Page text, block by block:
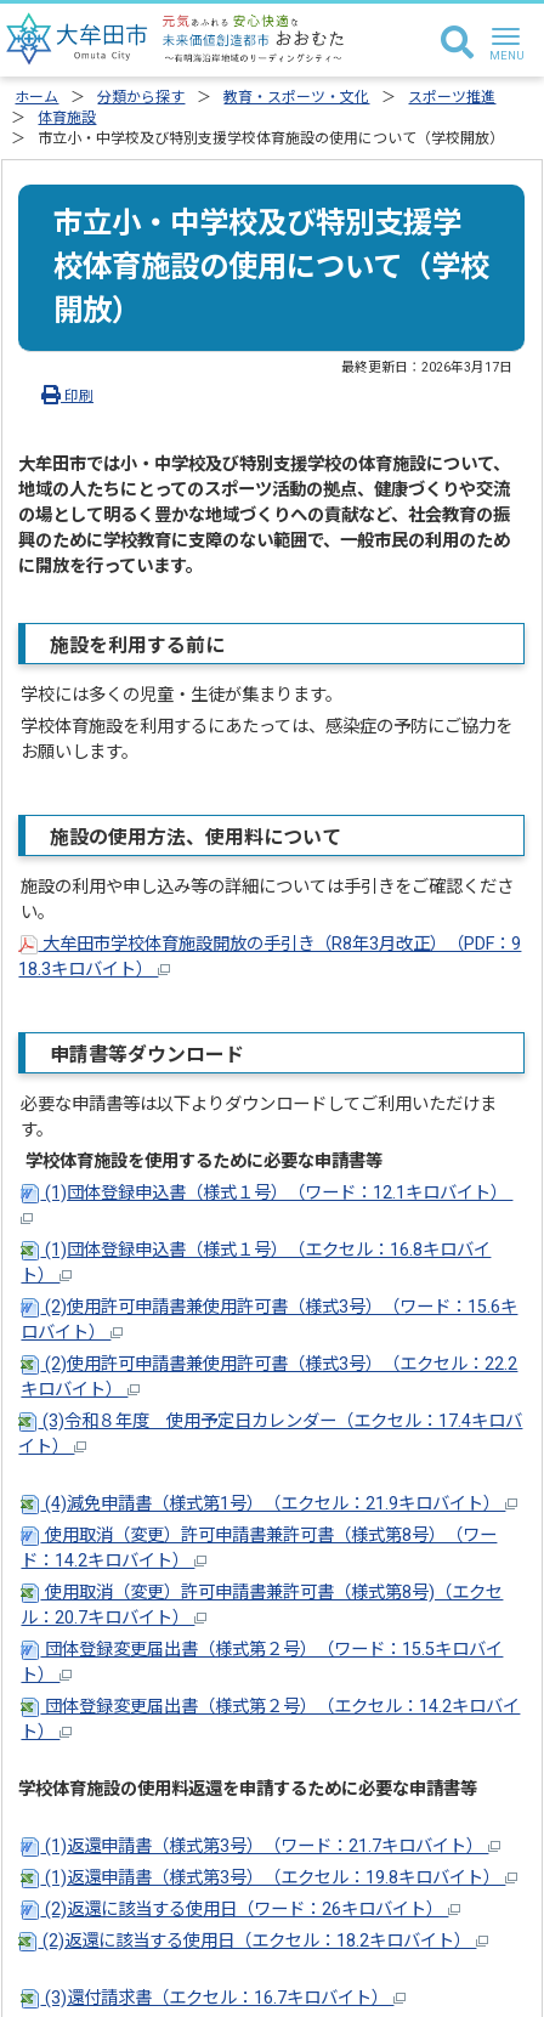
ホーム 分類から探す 教育・スポーツ・文化
スポーツ推進
体育施設
市立小・中学校及び特別支援学校体育施設の使用について（学校開放）
市立小・中学校及び特別支援学
校体育施設の使用について（学校
開放）
最終更新日：2026年3月17日
印刷
大牟田市では小・中学校及び特別支援学校の体育施設について、
地域の人たちにとってのスポーツ活動の拠点、健康づくりや交流
の場として明るく豊かな地域づくりへの貢献など、社会教育の振
興のために学校教育に支障のない範囲で、一般市民の利用のため
に開放を行っています。
施設を利用する前に
学校には多くの児童・生徒が集まります。
学校体育施設を利用するにあたっては、感染症の予防にご協力を
お願いします。
施設の使用方法、使用料について
施設の利用や申し込み等の詳細については手引きをご確認くださ
い。
大牟田市学校体育施設開放の手引き（R8年3月改正）（PDF：9
18.3キロバイト）
申請書等ダウンロード
必要な申請書等は以下よりダウンロードしてご利用いただけま
す。
学校体育施設を使用するために必要な申請書等
(1)団体登録申込書（様式１号）（ワード：12.1キロバイト）
(1)団体登録申込書（様式１号）（エクセル：16.8キロバイ
ト）
(2)使用許可申請書兼使用許可書（様式3号）（ワード：15.6キ
ロバイト）
(2)使用許可申請書兼使用許可書（様式3号）（エクセル：22.2
キロバイト）
(3)令和８年度 使用予定日カレンダー（エクセル：17.4キロバ
イト）
(4)減免申請書（様式第1号）（エクセル：21.9キロバイト）
使用取消（変更）許可申請書兼許可書（様式第8号）（ワー
ド：14.2キロバイト）
使用取消（変更）許可申請書兼許可書（様式第8号)（エクセ
ル：20.7キロバイト）
団体登録変更届出書（様式第２号）（ワード：15.5キロバイ
ト）
団体登録変更届出書（様式第２号）（エクセル：14.2キロバイ
ト）
学校体育施設の使用料返還を申請するために必要な申請書等
(1)返還申請書（様式第3号）（ワード：21.7キロバイト）
(1)返還申請書（様式第3号）（エクセル：19.8キロバイト）
(2)返還に該当する使用日（ワード：26キロバイト）
(2)返還に該当する使用日（エクセル：18.2キロバイト）
(3)還付請求書（エクセル：16.7キロバイト）